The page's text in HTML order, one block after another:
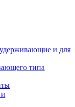
и для
типа